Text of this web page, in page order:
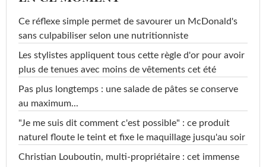
Ce réflexe simple permet de savourer un McDonald's
sans culpabiliser selon une nutritionniste
Les stylistes appliquent tous cette règle d'or pour avoir
plus de tenues avec moins de vêtements cet été
Pas plus longtemps : une salade de pâtes se conserve
au maximum...
"Je me suis dit comment c'est possible" : ce produit
naturel floute le teint et fixe le maquillage jusqu'au soir
Christian Louboutin, multi-propriétaire : cet immense